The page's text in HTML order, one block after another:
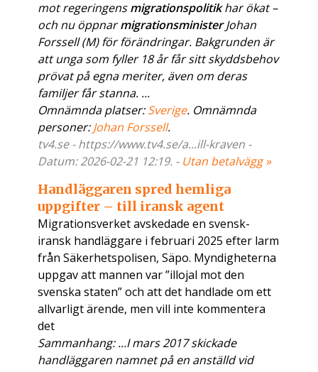
mot regeringensmigrationspolitikhar ökat –
och nu öppnarmigrationsministerJohan
Forssell (M) för förändringar. Bakgrunden är
att unga som fyller 18 år får sitt skyddsbehov
prövat på egna meriter, även om deras
familjer får stanna. ...
Omnämnda platser:Sverige. Omnämnda
personer:Johan Forssell.
tv4.se - https://www.tv4.se/a...ill-kraven -
Datum: 2026-02-21 12:19. - Utan betalvägg »
Handläggaren spred hemliga
uppgifter – till iransk agent
Migrationsverket avskedade en svensk-
iransk handläggare i februari 2025 efter larm
från Säkerhetspolisen, Säpo. Myndigheterna
uppgav att mannen var ”illojal mot den
svenska staten” och att det handlade om ett
allvarligt ärende, men vill inte kommentera
det
Sammanhang: ...I mars 2017 skickade
handläggaren namnet på en anställd vid